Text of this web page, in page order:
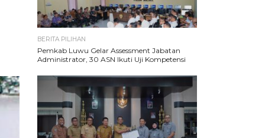
BERITA PILIHAN
Pemkab Luwu Gelar Assessment Jabatan
Administrator, 30 ASN Ikuti Uji Kompetensi